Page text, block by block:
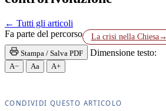
← Tutti gli articoli
Fa parte del percorso
La crisi nella Chiesa→
Stampa / Salva PDF
Dimensione testo:
A− Aa A+
CONDIVIDI QUESTO ARTICOLO